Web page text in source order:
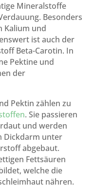
Mineralstoffe
Besonders
Kalium und
ist auch der
Beta-Carotin. In
Pektine und
der
Pektin zählen zu
. Sie passieren
und werden
Dickdarm unter
abgebaut.
Fettsäuren
welche die
nähren.